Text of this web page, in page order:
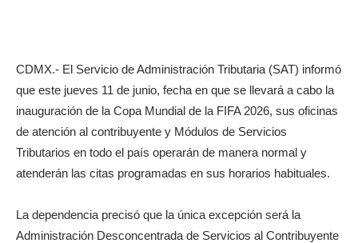
CDMX.- El Servicio de Administración Tributaria (SAT) informó
que este jueves 11 de junio, fecha en que se llevará a cabo la
inauguración de la Copa Mundial de la FIFA 2026, sus oficinas
de atención al contribuyente y Módulos de Servicios
Tributarios en todo el país operarán de manera normal y
atenderán las citas programadas en sus horarios habituales.
La dependencia precisó que la única excepción será la
Administración Desconcentrada de Servicios al Contribuyente